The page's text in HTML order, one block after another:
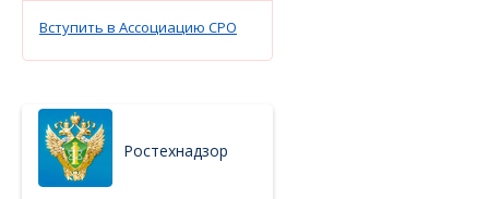
Вступить в Ассоциацию СРО
Ростехнадзор